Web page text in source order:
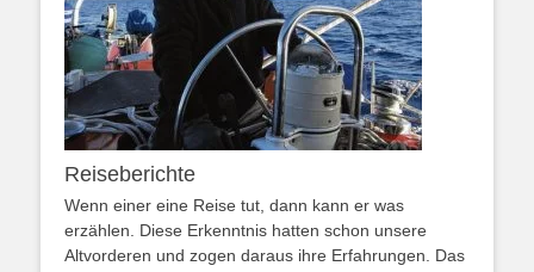
Reiseberichte
Wenn einer eine Reise tut, dann kann er was
erzählen. Diese Erkenntnis hatten schon unsere
Altvorderen und zogen daraus ihre Erfahrungen. Das